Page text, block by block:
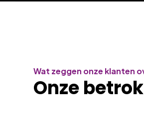
Wat zeggen onze klanten
Onze